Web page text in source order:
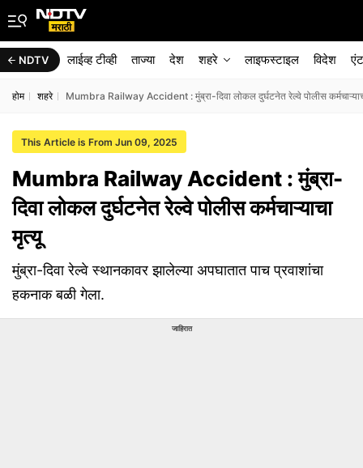
NDTV लाईव्ह टीव्ही ताज्या देश शहरे लाइफस्टाइल विदेश
होम शहरे Mumbra Railway Accident : मुंब्रा-दिवा लोकल दुर्घटनेत रेल्वे पोलीस
This Article is From Jun 09, 2025
Mumbra Railway Accident : मुंब्रा-
दिवा लोकल दुर्घटनेत रेल्वे पोलीस कर्मचाऱ्याचा
मृत्यू
मुंब्रा-दिवा रेल्वे स्थानकावर झालेल्या अपघातात पाच प्रवाशांचा
हकनाक बळी गेला.
जाहिरात